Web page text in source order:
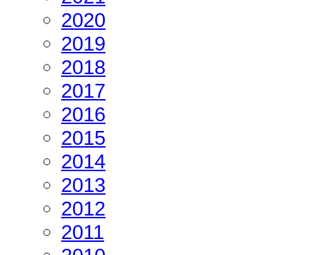
2020
2019
2018
2017
2016
2015
2014
2013
2012
2011